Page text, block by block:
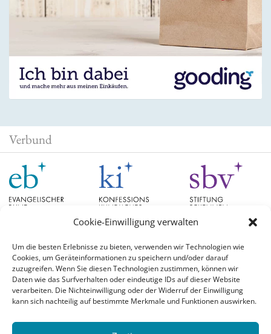
Cookie-Einwilligung verwalten
Um die besten Erlebnisse zu bieten, verwenden wir Technologien wie
Cookies, um Geräteinformationen zu speichern und/oder darauf
zuzugreifen. Wenn Sie diesen Technologien zustimmen, können wir
Daten wie das Surfverhalten oder eindeutige IDs auf dieser Website
verarbeiten. Die Nichteinwilligung oder der Widerruf der Einwilligung
kann sich nachteilig auf bestimmte Merkmale und Funktionen auswirken.
Verbund
Schlagwörter
#aufgetischt Christian Schad Diskussion EB Bayern EB Hessen Evangelische